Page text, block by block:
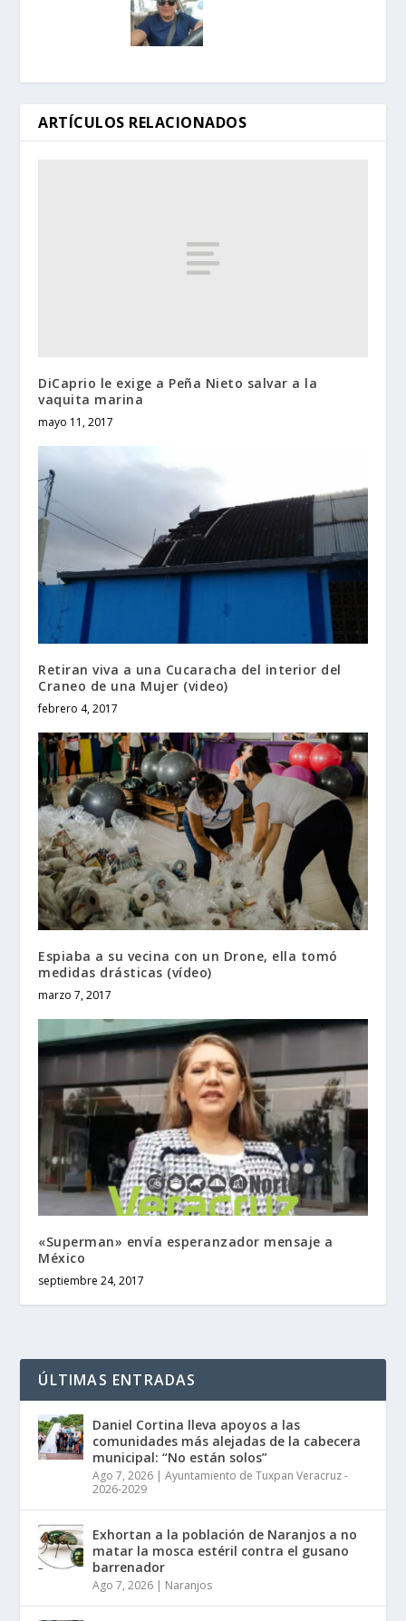
ARTÍCULOS RELACIONADOS
DiCaprio le exige a Peña Nieto salvar a la
vaquita marina
mayo 11, 2017
Retiran viva a una Cucaracha del interior del
Craneo de una Mujer (video)
febrero 4, 2017
Espiaba a su vecina con un Drone, ella tomó
medidas drásticas (vídeo)
marzo 7, 2017
«Superman» envía esperanzador mensaje a
México
septiembre 24, 2017
ÚLTIMAS ENTRADAS
Daniel Cortina lleva apoyos a las
comunidades más alejadas de la cabecera
municipal: “No están solos”
Ago 7, 2026 |Ayuntamiento de Tuxpan Veracruz -
2026-2029
Exhortan a la población de Naranjos a no
matar la mosca estéril contra el gusano
barrenador
Ago 7, 2026 | Naranjos